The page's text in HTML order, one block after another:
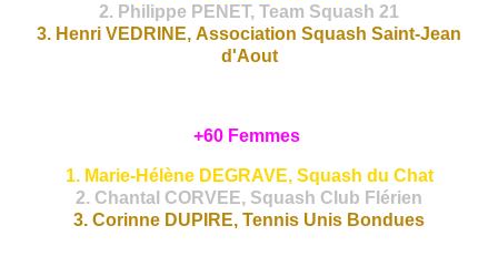
2. Philippe PENET, Team Squash 21
3. Henri VEDRINE, Association Squash Saint-Jean
d'Aout
+60 Femmes
1. Marie-Hélène DEGRAVE, Squash du Chat
2. Chantal CORVEE, Squash Club Flérien
3. Corinne DUPIRE, Tennis Unis Bondues